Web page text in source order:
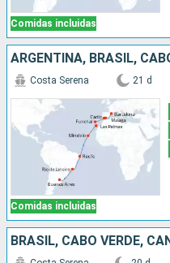
Comidas incluidas
Comidas incluidas
Costa Serena 21 d